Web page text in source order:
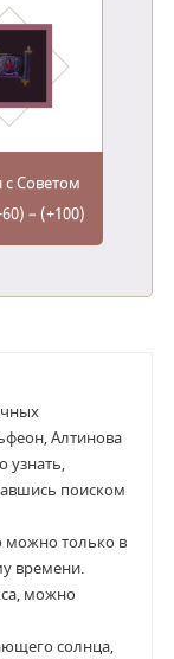
Советом
– (+100)
Алтинова
узнать,
поиском
можно только в
времени.
можно
солнца,